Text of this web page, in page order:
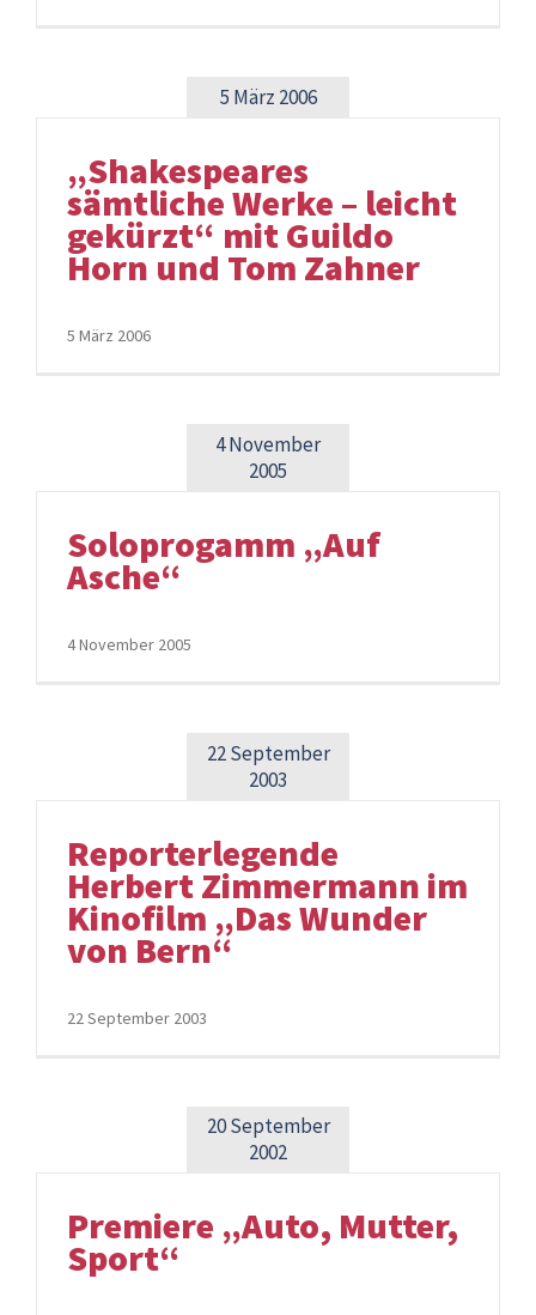
5 März 2006
„Shakespeares
sämtliche Werke – leicht
gekürzt“ mit Guildo
Horn und Tom Zahner
5 März 2006
4 November
2005
Soloprogamm „Auf
Asche“
4 November 2005
22 September
2003
Reporterlegende
Herbert Zimmermann im
Kinofilm „Das Wunder
von Bern“
22 September 2003
20 September
2002
Premiere „Auto, Mutter,
Sport“